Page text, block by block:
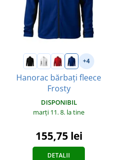
+4
Hanorac bărbați fleece
Frosty
DISPONIBIL
marți 11. 8. la tine
155,75 lei
DETALII